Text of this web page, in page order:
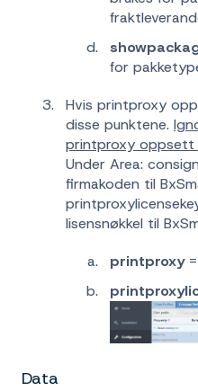
for
Hvis printproxy
disse punktene.
printproxy oppsett
Under Area:
firmakoden til
lisensnøkkel til
printproxy=
Data